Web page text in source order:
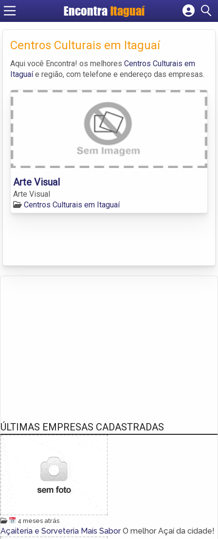
EncontraItaguaí
Cadastrar empresa
Criar conta
Centros Culturais em Itaguaí
Aqui você Encontra! os melhores Centros Culturais em
Itaguaíe região, com telefone e endereço das empresas.
Arte Visual
Arte Visual
Centros Culturais em Itaguaí
ÚLTIMAS EMPRESAS CADASTRADAS
4 meses atrás
Açaiteria e Sorveteria Mais SaborO melhor Açaí da cidade!